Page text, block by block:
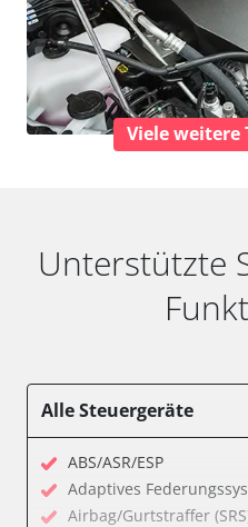
Viele weitere
Unterstützte
Alle Steuergeräte
ABS/ASR/ESP
Adaptives
Airbag/Gurtstraffer